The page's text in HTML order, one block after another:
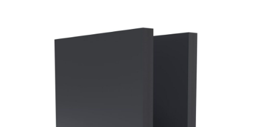
PE / Polyethylen
PVC Schaum